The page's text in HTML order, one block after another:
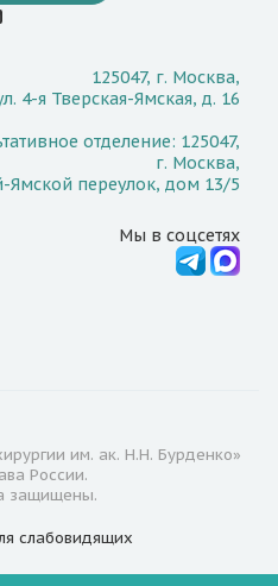
125047, г. Москва,
4-я Тверская-Ямская, д. 16
отделение: 125047,
г. Москва,
Ямской переулок, дом 13/5
Мы в соцсетях
им. ак. Н.Н. Бурденко»
России.
защищены.
слабовидящих